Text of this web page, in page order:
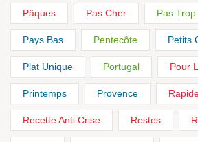
Pâques Pas Cher Pas
Pays Bas Pentecôte Petits
Plat Unique Portugal Pour
Printemps Provence
Recette Anti Crise Restes